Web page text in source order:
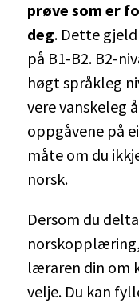
prøve som er
deg. Dette
på B1-B2. B2-
høgt språkleg
vere vanskeleg
oppgåvene på
måte om du
norsk.
Dersom du
læraren din om
velje. Du kan